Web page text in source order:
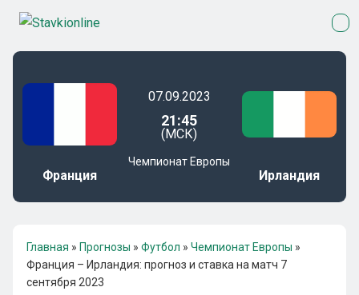
Франция
07.09.2023
21:45
(МСК)
Чемпионат Европы
Ирландия
Главная » Прогнозы » Футбол » Чемпионат Европы »
Франция – Ирландия: прогноз и ставка на матч 7
сентября 2023